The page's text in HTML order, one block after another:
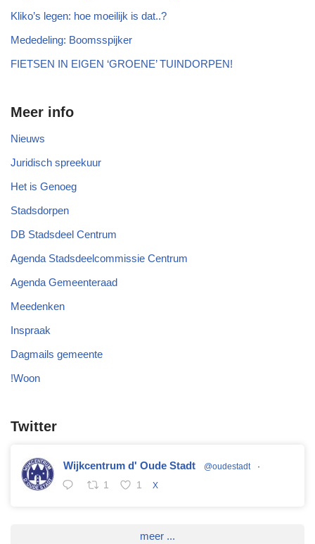
Kliko’s legen: hoe moeilijk is dat..?
Mededeling: Boomsspijker
FIETSEN IN EIGEN ‘GROENE’ TUINDORPEN!
Meer info
Nieuws
Juridisch spreekuur
Het is Genoeg
Stadsdorpen
DB Stadsdeel Centrum
Agenda Stadsdeelcommissie Centrum
Agenda Gemeenteraad
Meedenken
Inspraak
Dagmails gemeente
!Woon
Twitter
Wijkcentrum d' Oude Stadt @oudestadt ·
1 1 X
meer ...